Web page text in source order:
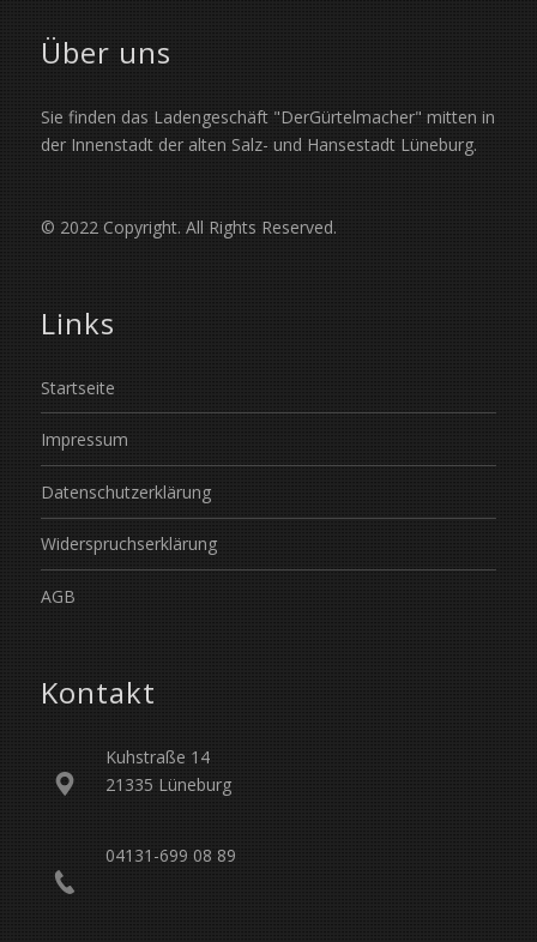
Über uns
Sie finden das Ladengeschäft "DerGürtelmacher" mitten in
der Innenstadt der alten Salz- und Hansestadt Lüneburg.
© 2022 Copyright. All Rights Reserved.
Links
Startseite
Impressum
Datenschutzerklärung
Widerspruchserklärung
AGB
Kontakt
Kuhstraße 14
21335 Lüneburg
04131-699 08 89